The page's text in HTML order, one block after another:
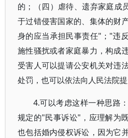
的；（四）虐待、遗弃家庭成
于过错侵害国家的、集体的财
身的应当承担民事责任"；"违
施性骚扰或者家庭暴力，构成
受害人可以提请公安机关对违
处罚，也可以依法向人民法院提
4.可以考虑这样一种思路
规定的"民事诉讼"，应理解为
也包括婚内侵权诉讼，因为它